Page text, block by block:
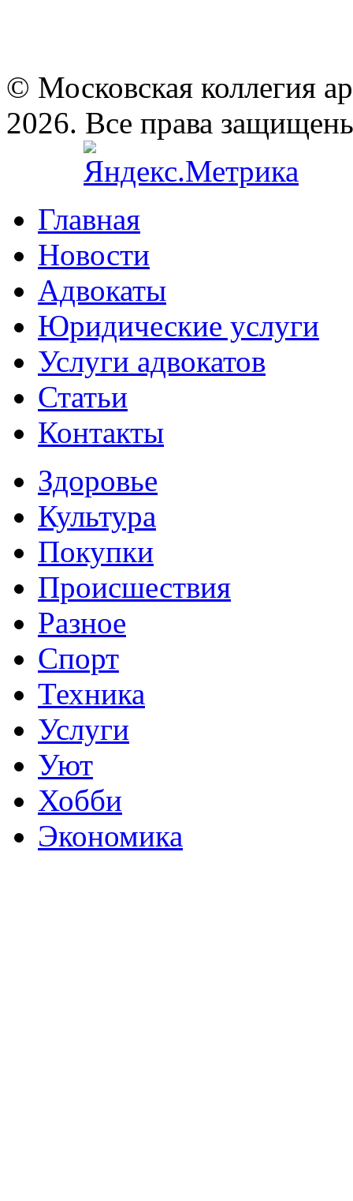
© Московская коллегия
2026. Все права
Главная
Новости
Адвокаты
Юридические услуги
Услуги адвокатов
Статьи
Контакты
Здоровье
Культура
Покупки
Происшествия
Разное
Спорт
Техника
Услуги
Уют
Хобби
Экономика